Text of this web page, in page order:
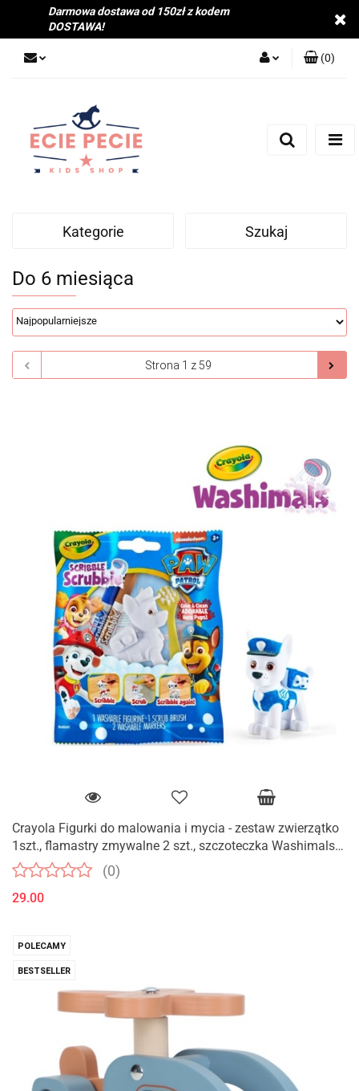
Darmowa dostawa od 150zł z kodem
DOSTAWA!
(0)
Kategorie Szukaj
Do 6 miesiąca
Crayola Figurki do malowania i mycia - zestaw zwierzątko
1szt., flamastry zmywalne 2 szt., szczoteczka Washimals
Psi Patrol 3+
(0)
29.00
POLECAMY
BESTSELLER